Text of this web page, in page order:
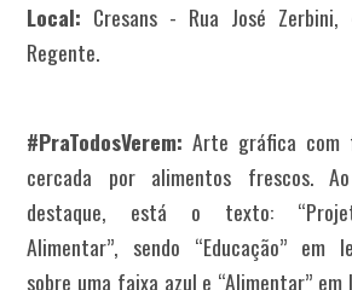
Local: Cresans - Rua José
Regente.
#PraTodosVerem: Arte gráfica com
cercada por alimentos frescos.
destaque, está o texto:
Alimentar”, sendo “Educação” em
sobre uma faixa azul e “Alimentar”